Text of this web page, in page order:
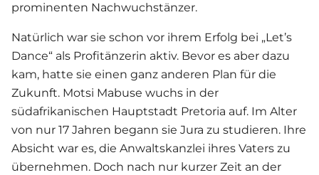
prominenten Nachwuchstänzer.
Natürlich war sie schon vor ihrem Erfolg bei „Let’s
Dance“ als Profitänzerin aktiv. Bevor es aber dazu
kam, hatte sie einen ganz anderen Plan für die
Zukunft. Motsi Mabuse wuchs in der
südafrikanischen Hauptstadt Pretoria auf. Im Alter
von nur 17 Jahren begann sie Jura zu studieren. Ihre
Absicht war es, die Anwaltskanzlei ihres Vaters zu
übernehmen. Doch nach nur kurzer Zeit an der